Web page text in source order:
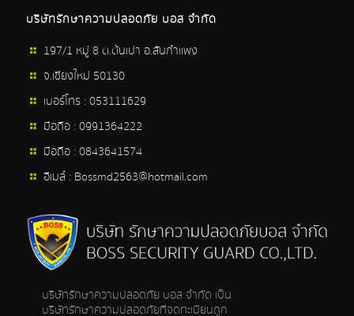
บริษัทรักษาความปลอดภัย บอส จำกัด
197/1 หมู่ 8 ต.ต้นเปา อ.สันกำแพง
จ.เชียงใหม่ 50130
เบอร์โทร : 053111629
มือถือ : 0991364222
มือถือ : 0843641574
อีเมล์ : Bossmd2563@hotmail.com
บริษัทรักษาความปลอดภัย บอส จำกัด เป็น
บริษัทรักษาความปลอดภัยที่จดทะเบียนถูก